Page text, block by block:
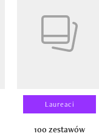
Laureaci
100 zestawów